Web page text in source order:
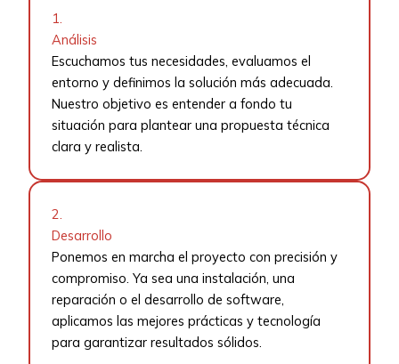
1.
Análisis
Escuchamos tus necesidades, evaluamos el
entorno y definimos la solución más adecuada.
Nuestro objetivo es entender a fondo tu
situación para plantear una propuesta técnica
clara y realista.
2.
Desarrollo
Ponemos en marcha el proyecto con precisión y
compromiso. Ya sea una instalación, una
reparación o el desarrollo de software,
aplicamos las mejores prácticas y tecnología
para garantizar resultados sólidos.